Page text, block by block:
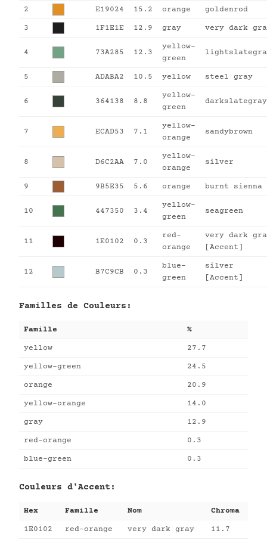
2 E19024 15.2 orange goldenrod
3 1F1E1E 12.9 gray very dark
4 73A285 12.3
yellow-
green
5 ADABA2 10.5 yellow steel gray
6 364138 8.8
yellow-
green
darkslategray
7 ECAD53 7.1
yellow-
orange
sandybrown
8 D6C2AA 7.0
yellow-
orange
silver
9 9B5E35 5.6 orange burnt sienna
10 447350 3.4
yellow-
green
seagreen
11 1E0102 0.3
red-
orange
very dark
[Accent]
12 B7C9CB 0.3
blue-
green
silver
[Accent]
Familles de Couleurs:
Famille %
yellow 27.7
yellow-green 24.5
orange 20.9
yellow-orange 14.0
gray 12.9
red-orange 0.3
blue-green 0.3
Couleurs d'Accent:
Hex Famille Nom Chroma
1E0102 red-orange very dark gray 11.7